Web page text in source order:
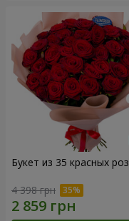
Букет из 35 красных роз
4 398 грн